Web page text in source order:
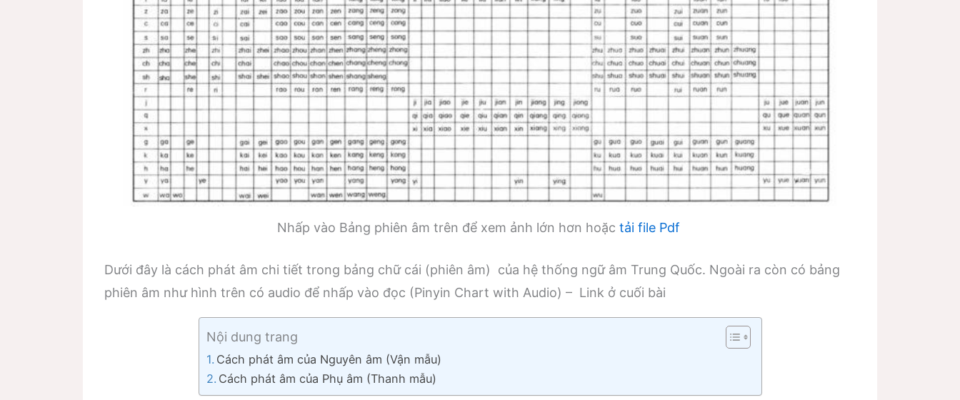
Nhấp vào Bảng phiên âm trên để xem ảnh lớn hơn hoặc tải file Pdf
Dưới đây là cách phát âm chi tiết trong bảng chữ cái (phiên âm) của hệ thống ngữ âm Trung Quốc. Ngoài ra còn có bảng
phiên âm như hình trên có audio để nhấp vào đọc (Pinyin Chart with Audio) – Link ở cuối bài
Nội dung trang
Cách phát âm của Nguyên âm (Vận mẫu)
Cách phát âm của Phụ âm (Thanh mẫu)